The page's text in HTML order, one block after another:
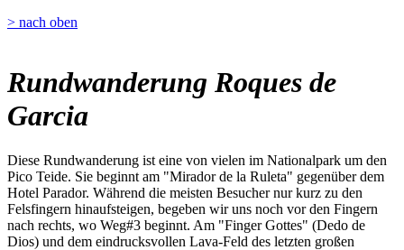
> nach oben
Rundwanderung Roques de
Garcia
Diese Rundwanderung ist eine von vielen im Nationalpark um den
Pico Teide. Sie beginnt am "Mirador de la Ruleta" gegenüber dem
Hotel Parador. Während die meisten Besucher nur kurz zu den
Felsfingern hinaufsteigen, begeben wir uns noch vor den Fingern
nach rechts, wo Weg#3 beginnt. Am "Finger Gottes" (Dedo de
Dios) und dem eindrucksvollen Lava-Feld des letzten großen